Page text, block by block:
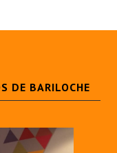
DE BARILOCHE